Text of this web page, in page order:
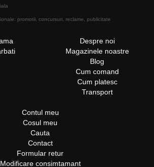
promotii, concursuri, reclame, publicitate
Despre noi
Magazinele noastre
Blog
Cum comand
Cum platesc
Transport
Contul meu
Cosul meu
Cauta
Contact
Formular retur
Modificare consimtamant